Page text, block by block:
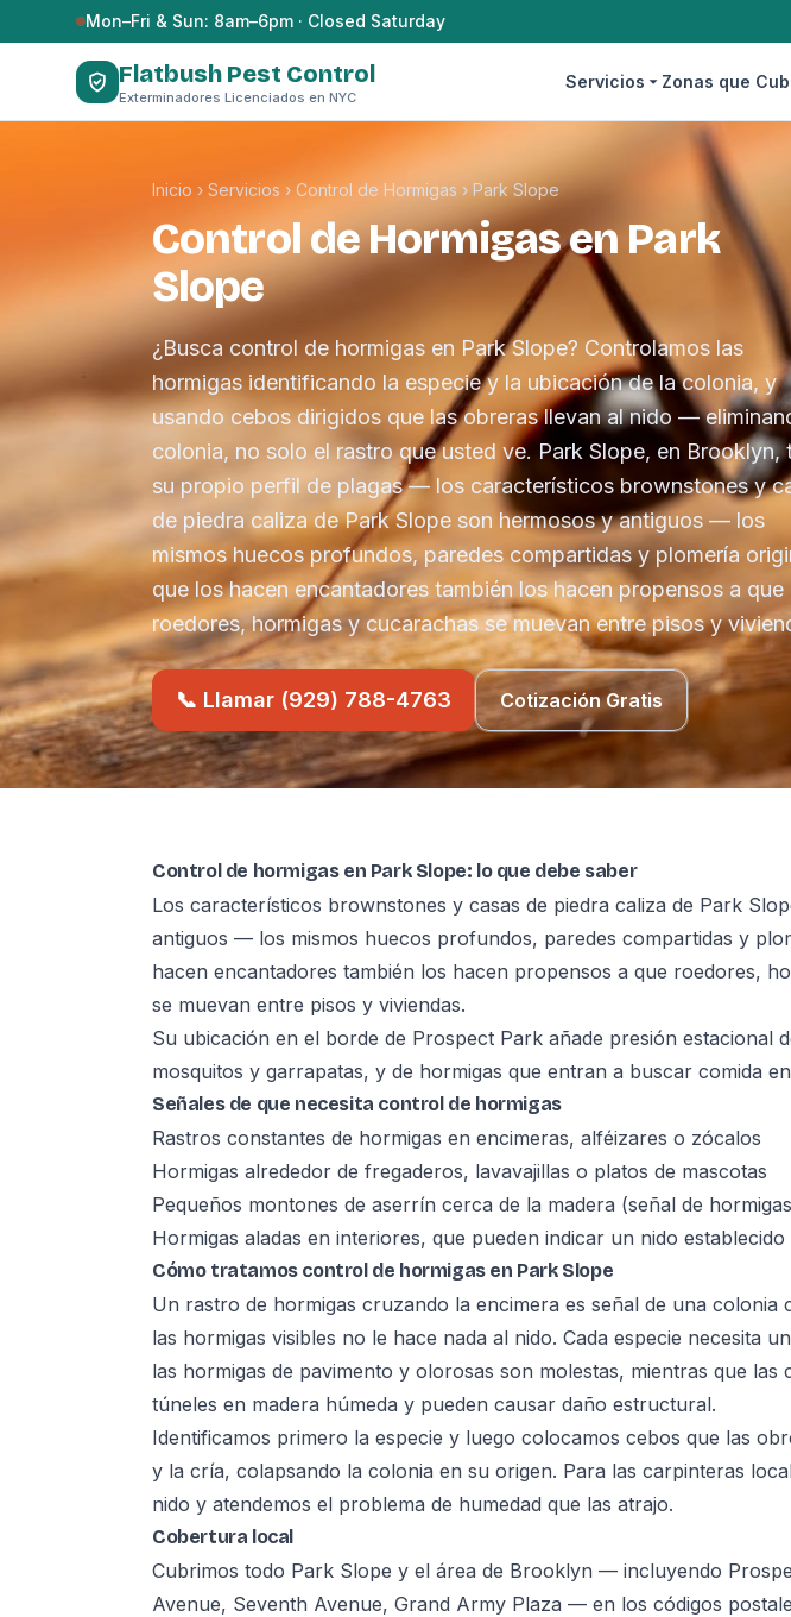
Saltar al contenidoMon–Fri & Sun: 8am–6pm · Closed Saturday
Flatbush Pest Control
Exterminadores Licenciados en NYC
Servicios Zonas que
Inicio › Servicios › Control de Hormigas › Park Slope
Control de Hormigas en Park
Slope
¿Busca control de hormigas en Park Slope? Controlamos las
hormigas identificando la especie y la ubicación de la colonia, y
usando cebos dirigidos que las obreras llevan al nido —
colonia, no solo el rastro que usted ve. Park Slope, en Brooklyn,
su propio perfil de plagas — los característicos brownstones y
de piedra caliza de Park Slope son hermosos y antiguos — los
mismos huecos profundos, paredes compartidas y plomería
que los hacen encantadores también los hacen propensos a que
roedores, hormigas y cucarachas se muevan entre pisos y
📞 Llamar (929) 788-4763 Cotización Gratis
Control de hormigas en Park Slope: lo que debe saber
Los característicos brownstones y casas de piedra caliza de Park
antiguos — los mismos huecos profundos, paredes compartidas y
hacen encantadores también los hacen propensos a que roedores,
se muevan entre pisos y viviendas.
Su ubicación en el borde de Prospect Park añade presión estacional
mosquitos y garrapatas, y de hormigas que entran a buscar comida
Señales de que necesita control de hormigas
Rastros constantes de hormigas en encimeras, alféizares o zócalos
Hormigas alrededor de fregaderos, lavavajillas o platos de mascotas
Pequeños montones de aserrín cerca de la madera (señal de
Hormigas aladas en interiores, que pueden indicar un nido establecido
Cómo tratamos control de hormigas en Park Slope
Un rastro de hormigas cruzando la encimera es señal de una
las hormigas visibles no le hace nada al nido. Cada especie necesita
las hormigas de pavimento y olorosas son molestas, mientras que las
túneles en madera húmeda y pueden causar daño estructural.
Identificamos primero la especie y luego colocamos cebos que las
y la cría, colapsando la colonia en su origen. Para las carpinteras
nido y atendemos el problema de humedad que las atrajo.
Cobertura local
Cubrimos todo Park Slope y el área de Brooklyn — incluyendo
Avenue, Seventh Avenue, Grand Army Plaza — en los códigos postales